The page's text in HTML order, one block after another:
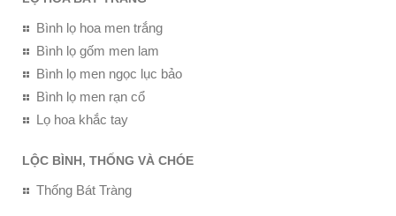
Bình lọ hoa men trắng
Bình lọ gốm men lam
Bình lọ men ngọc lục bảo
Bình lọ men rạn cổ
Lọ hoa khắc tay
LỘC BÌNH, THỐNG VÀ CHÓE
Thống Bát Tràng